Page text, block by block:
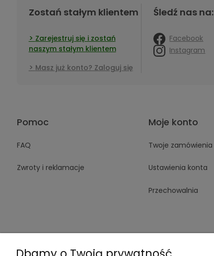
Zostań stałym klientem
Zarejestruj się i zostań
naszym stałym klientem
Masz już konto? Zaloguj się
Śledź nas na:
Facebook
Instagram
Pomoc
FAQ
Zwroty i reklamacje
Moje konto
Twoje zamówienia
Ustawienia konta
Przechowalnia